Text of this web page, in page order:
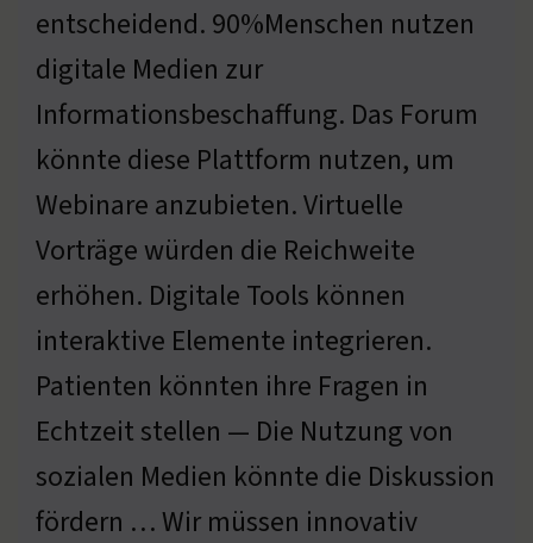
entscheidend. 90%Menschen nutzen
digitale Medien zur
Informationsbeschaffung. Das Forum
könnte diese Plattform nutzen, um
Webinare anzubieten. Virtuelle
Vorträge würden die Reichweite
erhöhen. Digitale Tools können
interaktive Elemente integrieren.
Patienten könnten ihre Fragen in
Echtzeit stellen — Die Nutzung von
sozialen Medien könnte die Diskussion
fördern … Wir müssen innovativ